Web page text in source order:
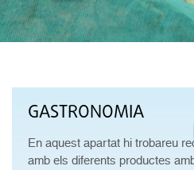
GASTRONOMIA
En aquest apartat hi trobareu
amb els diferents productes